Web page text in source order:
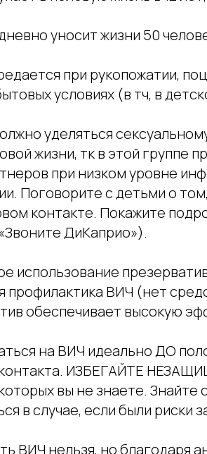
уносит жизни 50
при рукопожатии,
условиях (в тч, в
уделяться
жизни, тк в этой группе
при низком уровне
Поговорите с детьми о
контакте. Покажите
ДиКаприо»).
использование
профилактика ВИЧ (нет
обеспечивает высокую
на ВИЧ идеально ДО
ИЗБЕГАЙТЕ
вы не знаете. Знайте
в случае, если были риски
ВИЧ нельзя, но благодаря